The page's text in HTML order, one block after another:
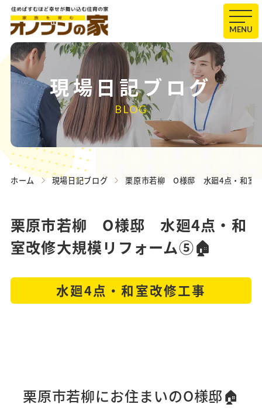
MENU
現場日記ブログ
BLOG
ホーム 現場日記ブログ 栗原市若柳 O様邸 水廻4点・和室
栗原市若柳 O様邸 水廻4点・和
室改修大規模リフォーム⑤🏠
水廻4点・和室改修工事
栗原市若柳にお住まいのO様邸🏠